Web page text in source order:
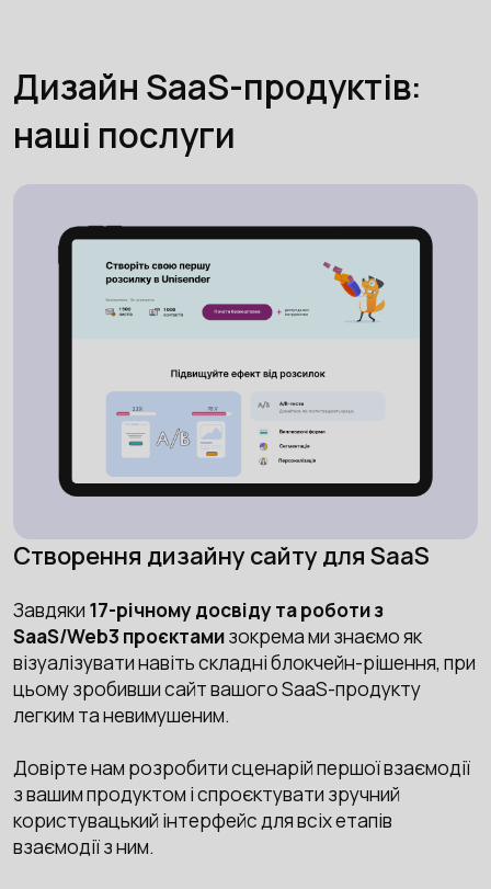
Дизайн SaaS-продуктів:
наші послуги
Створення дизайну сайту для SaaS
Завдяки 17-річному досвіду та роботи з
SaaS/Web3 проєктамизокрема ми знаємо як
візуалізувати навіть складні блокчейн-рішення, при
цьому зробивши сайт вашого SaaS-продукту
легким та невимушеним.
Довірте нам розробити сценарій першої взаємодії
з вашим продуктом і спроєктувати зручний
користувацький інтерфейс для всіх етапів
взаємодії з ним.